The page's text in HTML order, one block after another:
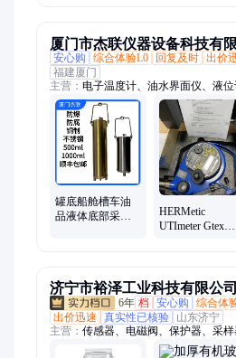
厦门市杰联仪器设备科技有
安心购
综合体验L0 回复及时 出价
福建厦门
主营： 电子温度计、油水界面仪、液
器、实验室仪器
罐底船舱槽车油
品液体底部采样
HERMetic
UTImeter Gtex霍
济宁市裕泽工业科技有限公司
6年 档 安心购 综合体
出价迅速
真实性已核验
山东济宁
主营： 传感器、电磁阀、保护器、采
装载机电子秤、机械抓手、砌筑升降